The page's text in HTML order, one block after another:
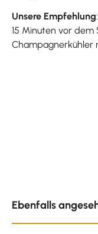
Unsere Empfehlung
15 Minuten vor dem
Champagnerkühler
Ebenfalls